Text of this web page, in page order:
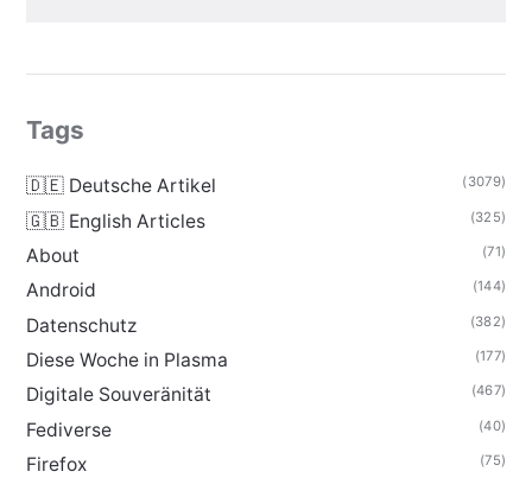
Tags
🇩🇪 Deutsche Artikel (3079)
🇬🇧 English Articles (325)
About (71)
Android (144)
Datenschutz (382)
Diese Woche in Plasma (177)
Digitale Souveränität (467)
Fediverse (40)
Firefox (75)